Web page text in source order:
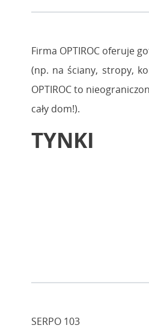
Firma OPTIROC oferuje
(np. na ściany, stropy,
OPTIROC to
cały dom!).
TYNKI
SERPO 103